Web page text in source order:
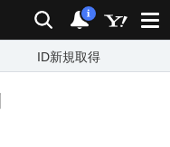
検索 通知
i
ID新規取得